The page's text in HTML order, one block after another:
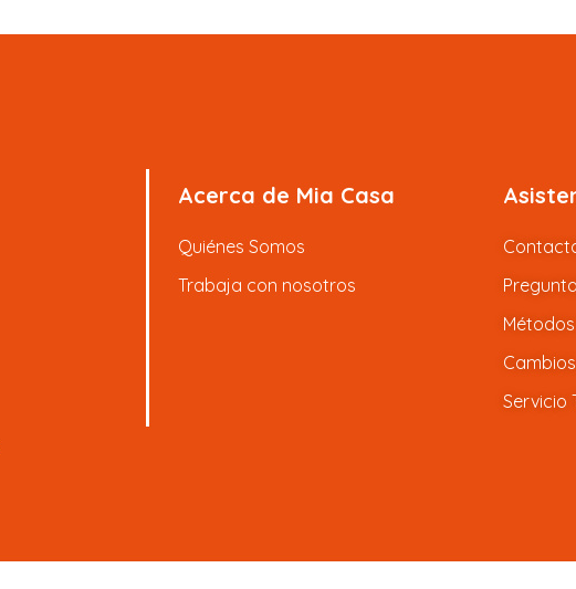
Acerca de Mia Casa
Quiénes Somos
Trabaja con nosotros
Servicio